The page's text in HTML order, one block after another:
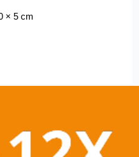
× 5 cm